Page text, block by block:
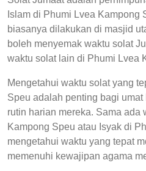
Islam di Phumi Lvea Kampong
biasanya dilakukan di masjid
boleh menyemak waktu solat
waktu solat lain di Phumi Lvea
Mengetahui waktu solat yang
Speu adalah penting bagi
rutin harian mereka. Sama ada
Kampong Speu atau Isyak di
mengetahui waktu yang tepat
memenuhi kewajipan agama